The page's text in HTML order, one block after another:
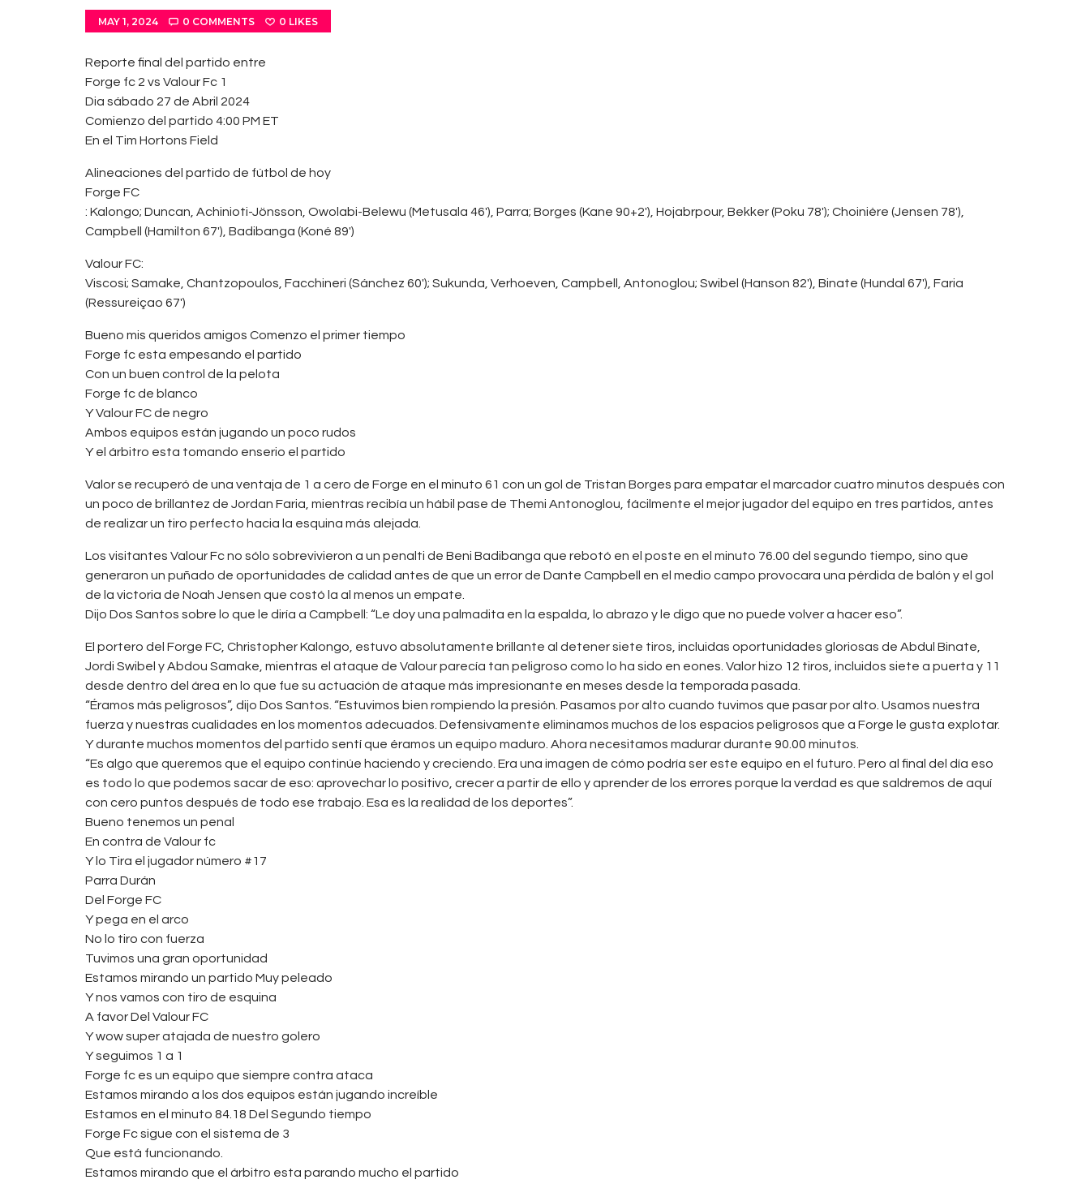
MAY 1, 2024 0 COMMENTS 0 LIKES
Reporte final del partido entre
Forge fc 2 vs Valour Fc 1
⁠Dia sábado 27 de Abril 2024
Comienzo del partido 4:00 PM ET⁠
En el Tim Hortons Field
Alineaciones del partido de fútbol de hoy
Forge FC
: Kalongo; Duncan, Achinioti-Jönsson, Owolabi-Belewu (Metusala 46′), Parra; Borges (Kane 90+2′), Hojabrpour, Bekker (Poku 78′); Choinière (Jensen 78′),
Campbell (Hamilton 67′), Badibanga (Koné 89′)
Valour FC:
Viscosi; Samake, Chantzopoulos, Facchineri (Sánchez 60′); Sukunda, Verhoeven, Campbell, Antonoglou; Swibel (Hanson 82′), Binate (Hundal 67′), Faria
(Ressureiçao 67′)
Bueno mis queridos amigos Comenzo el primer tiempo
Forge fc esta empesando el partido
Con un buen control de la pelota
Forge fc de blanco
Y Valour FC de negro
Ambos equipos están jugando un poco rudos
Y el árbitro esta tomando enserio el partido
Valor se recuperó de una ventaja de 1 a cero de Forge en el minuto 61 con un gol de Tristan Borges para empatar el marcador cuatro minutos después con
un poco de brillantez de Jordan Faria, mientras recibía un hábil pase de Themi Antonoglou, fácilmente el mejor jugador del equipo en tres partidos, antes
de realizar un tiro perfecto hacia la esquina más alejada.
Los visitantes Valour Fc no sólo sobrevivieron a un penalti de Beni Badibanga que rebotó en el poste en el minuto 76.00 del segundo tiempo, sino que
generaron un puñado de oportunidades de calidad antes de que un error de Dante Campbell en el medio campo provocara una pérdida de balón y el gol
de la victoria de Noah Jensen que costó la al menos un empate.
Dijo Dos Santos sobre lo que le diría a Campbell: “Le doy una palmadita en la espalda, lo abrazo y le digo que no puede volver a hacer eso”.
El portero del Forge FC, Christopher Kalongo, estuvo absolutamente brillante al detener siete tiros, incluidas oportunidades gloriosas de Abdul Binate,
Jordi Swibel y Abdou Samake, mientras el ataque de Valour parecía tan peligroso como lo ha sido en eones. Valor hizo 12 tiros, incluidos siete a puerta y 11
desde dentro del área en lo que fue su actuación de ataque más impresionante en meses desde la temporada pasada.
“Éramos más peligrosos”, dijo Dos Santos. “Estuvimos bien rompiendo la presión. Pasamos por alto cuando tuvimos que pasar por alto. Usamos nuestra
fuerza y ​​nuestras cualidades en los momentos adecuados. Defensivamente eliminamos muchos de los espacios peligrosos que a Forge le gusta explotar.
Y durante muchos momentos del partido sentí que éramos un equipo maduro. Ahora necesitamos madurar durante 90.00 minutos.
“Es algo que queremos que el equipo continúe haciendo y creciendo. Era una imagen de cómo podría ser este equipo en el futuro. Pero al final del día eso
es todo lo que podemos sacar de eso: aprovechar lo positivo, crecer a partir de ello y aprender de los errores porque la verdad es que saldremos de aquí
con cero puntos después de todo ese trabajo. Esa es la realidad de los deportes”.
Bueno tenemos un penal
En contra de Valour fc
Y lo Tira el jugador número #17
Parra Durán
Del Forge FC
Y pega en el arco
No lo tiro con fuerza
Tuvimos una gran oportunidad
Estamos mirando un partido Muy peleado
Y nos vamos con tiro de esquina
A favor Del Valour FC
Y wow super atajada de nuestro golero
Y seguimos 1 a 1
Forge fc es un equipo que siempre contra ataca
Estamos mirando a los dos equipos están jugando increíble
Estamos en el minuto 84.18 Del Segundo tiempo
Forge Fc sigue con el sistema de 3
Que está funcionando.
Estamos mirando que el árbitro esta parando mucho el partido